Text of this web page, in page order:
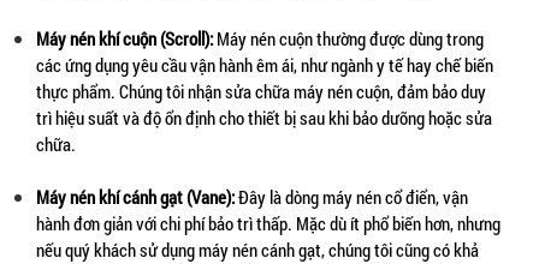
Máy nén khí cuộn (Scroll): Máy nén cuộn thường được dùng trong
các ứng dụng yêu cầu vận hành êm ái, như ngành y tế hay chế biến
thực phẩm. Chúng tôi nhận sửa chữa máy nén cuộn, đảm bảo duy
trì hiệu suất và độ ổn định cho thiết bị sau khi bảo dưỡng hoặc sửa
chữa.
Máy nén khí cánh gạt (Vane): Đây là dòng máy nén cổ điển, vận
hành đơn giản với chi phí bảo trì thấp. Mặc dù ít phổ biến hơn, nhưng
nếu quý khách sử dụng máy nén cánh gạt, chúng tôi cũng có khả